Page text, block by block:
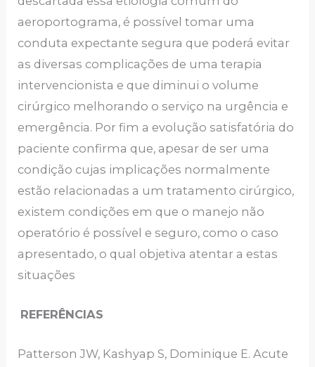
aeroportograma, é possível tomar uma
conduta expectante segura que poderá evitar
as diversas complicações de uma terapia
intervencionista e que diminui o volume
cirúrgico melhorando o serviço na urgência e
emergência. Por fim a evolução satisfatória do
paciente confirma que, apesar de ser uma
condição cujas implicações normalmente
estão relacionadas a um tratamento cirúrgico,
existem condições em que o manejo não
operatório é possível e seguro, como o caso
apresentado, o qual objetiva atentar a estas
situações
REFERÊNCIAS
Patterson JW, Kashyap S, Dominique E. Acute